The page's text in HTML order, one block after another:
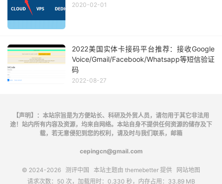
2020-02-01
2022美国实体卡接码平台推荐：接收Google
Voice/Gmail/Facebook/Whatsapp等短信验证
码
2022-08-27
【声明】：本站宗旨是为方便站长、科研及外贸人员，请勿用于其它非法用
途！站内所有内容及资源，均来自网络。本站自身不提供任何资源的储存及下
载，若无意侵犯到您的权利，请及时与我们联系，邮箱
cepingcn@gmail.com
© 2024-2026 测评中国 本站主题由 themebetter 提供 网站地图
请求次数：50 次，加载用时：0.330 秒，内存占用：33.89 MB